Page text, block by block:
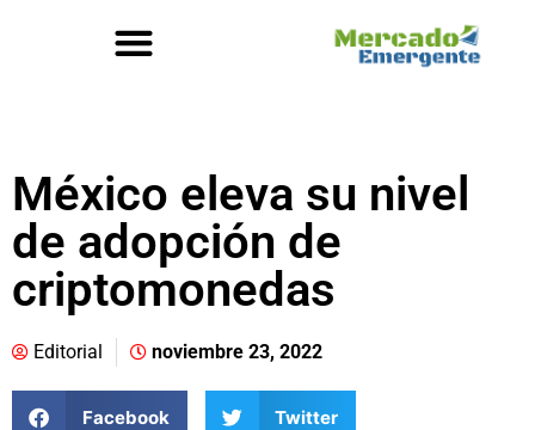
México eleva su nivel
de adopción de
criptomonedas
Editorial noviembre 23, 2022
Facebook Twitter